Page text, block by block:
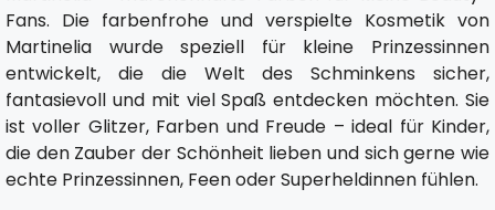
Fans. Die farbenfrohe und verspielte Kosmetik von
Martinelia wurde speziell für kleine Prinzessinnen
entwickelt, die die Welt des Schminkens sicher,
fantasievoll und mit viel Spaß entdecken möchten. Sie
ist voller Glitzer, Farben und Freude – ideal für Kinder,
die den Zauber der Schönheit lieben und sich gerne wie
echte Prinzessinnen, Feen oder Superheldinnen fühlen.